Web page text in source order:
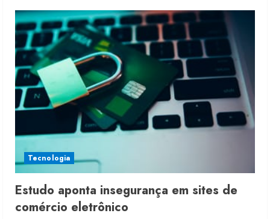
Tecnologia
Estudo aponta insegurança em sites de
comércio eletrônico